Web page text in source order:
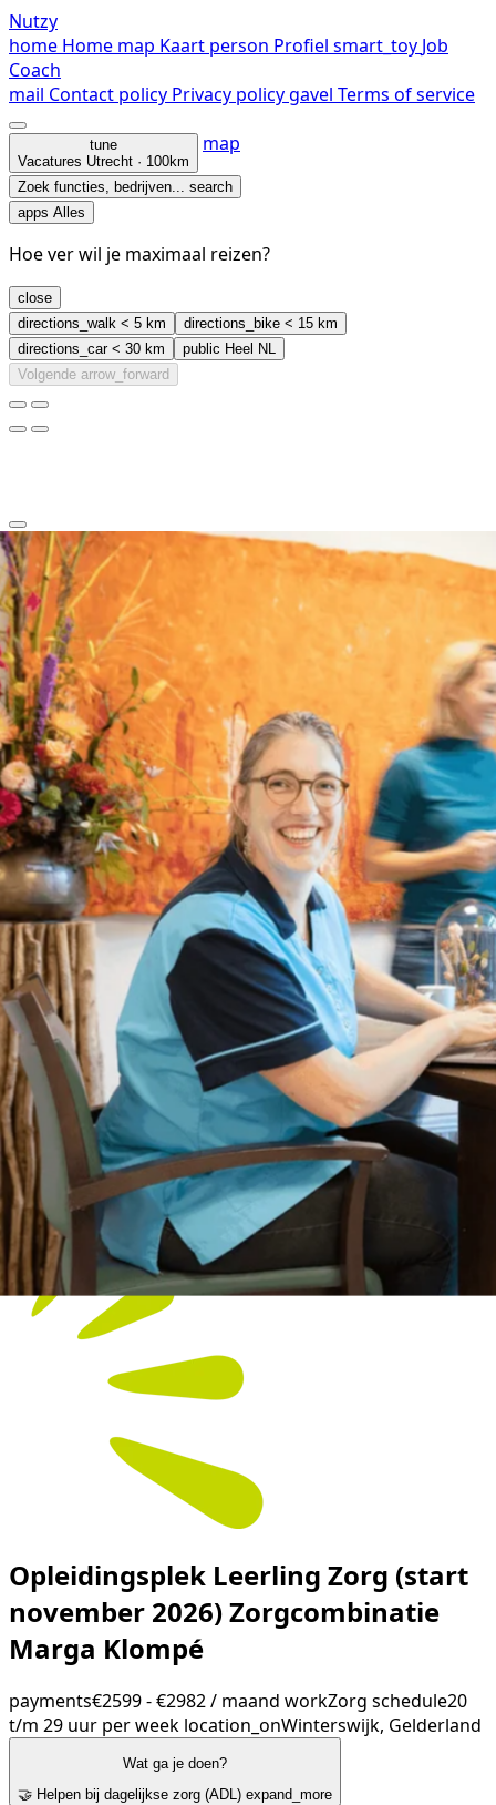
Nutzy
home Home map Kaart person Profiel smart_toy Job
Coach
mail Contact policy Privacy policygavel Terms of service
tune
Vacatures Utrecht · 100km
map
Zoek functies, bedrijven... search
apps Alles
Hoe ver wil je maximaal reizen?
close
directions_walk < 5 km directions_bike < 15 km
directions_car< 30 km public Heel NL
Volgende arrow_forward
clear arrow_back_ios_new
favorite
share
Opleidingsplek Leerling Zorg (start
november 2026) Zorgcombinatie
Marga Klompé
payments€2599 - €2982 / maand workZorg schedule20
t/m 29 uur per week location_onWinterswijk, Gelderland
Wat ga je doen?
🤝 Helpen bij dagelijkse zorg (ADL) expand_more